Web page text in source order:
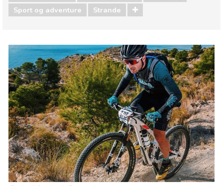
Sport og adventure
Strande
Børn og familie
Hvor skal I bo
Lokale events
Mad & Restauranter
Museum & Kunst
Natteliv & Barer
Natur og udeliv
Shopping
Sport og adventure
Strande